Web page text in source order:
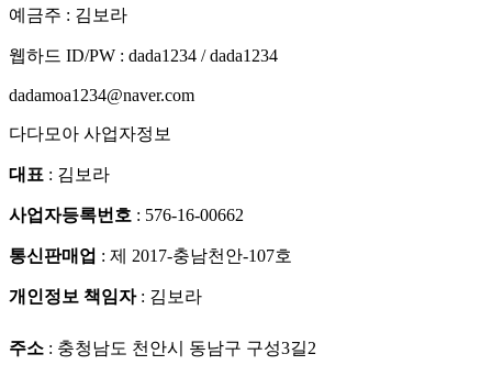
예금주 : 김보라
웹하드 ID/PW : dada1234 / dada1234
dadamoa1234@naver.com
다다모아 사업자정보
대표 : 김보라
사업자등록번호 : 576-16-00662
통신판매업 : 제 2017-충남천안-107호
개인정보 책임자: 김보라
주소 : 충청남도 천안시 동남구 구성3길2